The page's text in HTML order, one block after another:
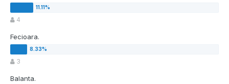
4
Fecioara.
3
Balanta.